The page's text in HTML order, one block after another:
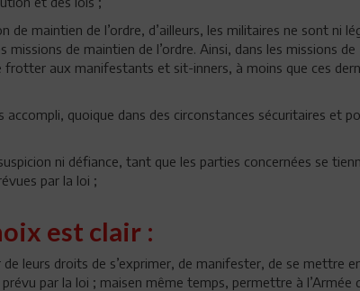
maintien de l’ordre, d’ailleurs, les militaires ne sont ni
de maintien de l’ordre. Ainsi, dans les missions de
frotter aux manifestants et sit-inners, à moins que ces
accompli, quoique dans des circonstances sécuritaires et
ni défiance, tant que les parties concernées se
par la loi ;
est clair :
leurs droits de s’exprimer, de manifester, de se mettre
par la loi ; maisen même temps, permettre à l’Armée